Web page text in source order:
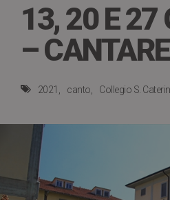
13, 20 E 27
–
2021 canto Collegio S.